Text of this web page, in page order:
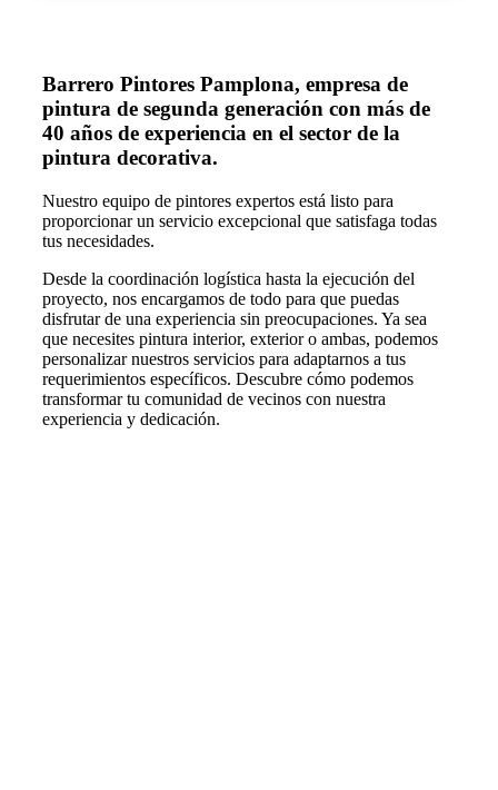
Barrero Pintores Pamplona, empresa de
pintura de segunda generación con más de
40 años de experiencia en el sector de la
pintura decorativa.
Nuestro equipo de pintores expertos está listo para
proporcionar un servicio excepcional que satisfaga todas
tus necesidades.
Desde la coordinación logística hasta la ejecución del
proyecto, nos encargamos de todo para que puedas
disfrutar de una experiencia sin preocupaciones. Ya sea
que necesites pintura interior, exterior o ambas, podemos
personalizar nuestros servicios para adaptarnos a tus
requerimientos específicos. Descubre cómo podemos
transformar tu comunidad de vecinos con nuestra
experiencia y dedicación.